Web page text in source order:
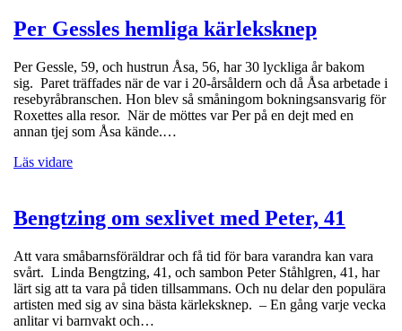
Per Gessles hemliga kärleksknep
Per Gessle, 59, och hustrun Åsa, 56, har 30 lyckliga år bakom
sig. Paret träffades när de var i 20-årsåldern och då Åsa arbetade i
resebyråbranschen. Hon blev så småningom bokningsansvarig för
Roxettes alla resor. När de möttes var Per på en dejt med en
annan tjej som Åsa kände.…
Läs vidare
Bengtzing om sexlivet med Peter, 41
Att vara småbarnsföräldrar och få tid för bara varandra kan vara
svårt. Linda Bengtzing, 41, och sambon Peter Ståhlgren, 41, har
lärt sig att ta vara på tiden tillsammans. Och nu delar den populära
artisten med sig av sina bästa kärleksknep. – En gång varje vecka
anlitar vi barnvakt och…